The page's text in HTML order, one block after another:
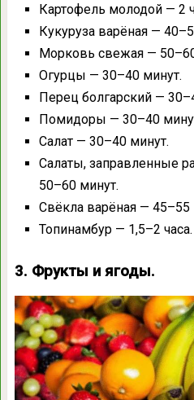
Картофель молодой — 2
Кукуруза варёная —
Морковь свежая —
Огурцы — 30–40 минут.
Перец болгарский —
Помидоры — 30–40
Салат — 30–40 минут.
Салаты, заправленные
50–60 минут.
Свёкла варёная — 45–55
Топинамбур — 1,5–2 часа.
3. Фрукты и ягоды.